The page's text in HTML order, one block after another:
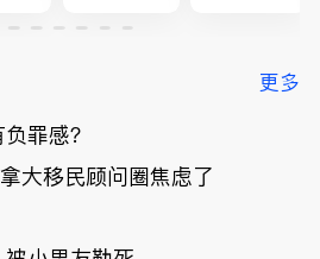
$1
男
底；做顿饭
单；房市崩
盘前兆？加
国租赁市场
夫妻住进殡
更多
罪感？
大移民顾问圈焦虑了